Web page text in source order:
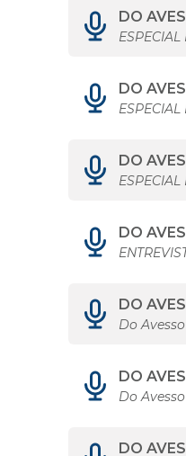
DO
DO
ESPECIAL
DO
DO
DO
Do
DO
Do
DO